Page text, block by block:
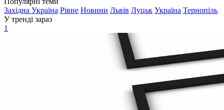
Західна Україна Рівне Новини Львів Луцьк Україна Тернопіль
У тренді зараз
1